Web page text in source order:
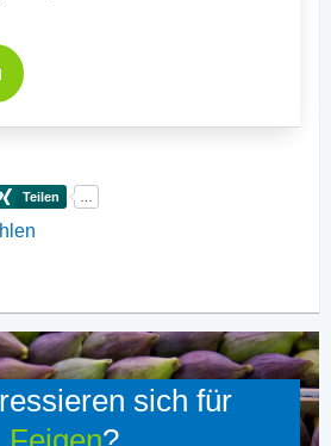
sich für